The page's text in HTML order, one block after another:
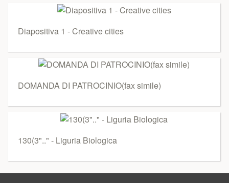
Diapositiva 1 - Creative cities
DOMANDA DI PATROCINIO(fax simile)
130(3".." - Liguria Biologica